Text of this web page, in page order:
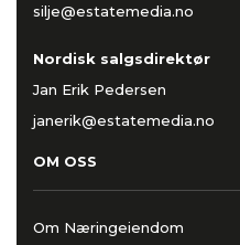
silje@estatemedia.no
Nordisk salgsdirektør
Jan Erik Pedersen
janerik@estatemedia.no
OM OSS
Om Næringeiendom